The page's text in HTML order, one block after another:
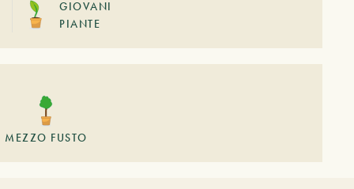
GIOVANI
PIANTE
MEZZO FUSTO